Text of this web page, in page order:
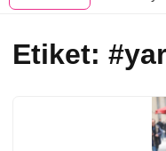
Etiket: